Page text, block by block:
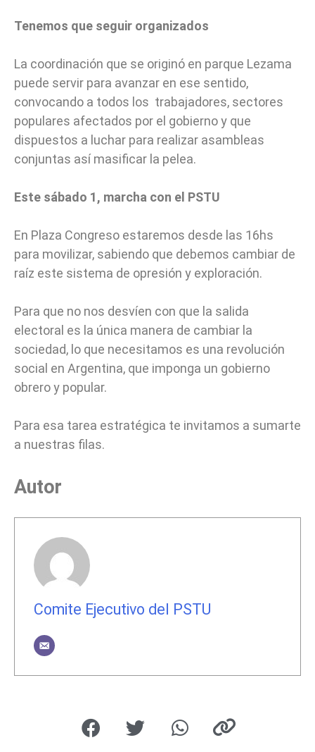
Tenemos que seguir organizados
La coordinación que se originó en parque Lezama
puede servir para avanzar en ese sentido,
convocando a todos los trabajadores, sectores
populares afectados por el gobierno y que
dispuestos a luchar para realizar asambleas
conjuntas así masificar la pelea.
Este sábado 1, marcha con el PSTU
En Plaza Congreso estaremos desde las 16hs
para movilizar, sabiendo que debemos cambiar de
raíz este sistema de opresión y exploración.
Para que no nos desvíen con que la salida
electoral es la única manera de cambiar la
sociedad, lo que necesitamos es una revolución
social en Argentina, que imponga un gobierno
obrero y popular.
Para esa tarea estratégica te invitamos a sumarte
a nuestras filas.
Autor
Comite Ejecutivo del PSTU